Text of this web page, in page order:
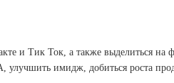
и Тик Ток, а также выделиться на
улучшить имидж, добиться роста